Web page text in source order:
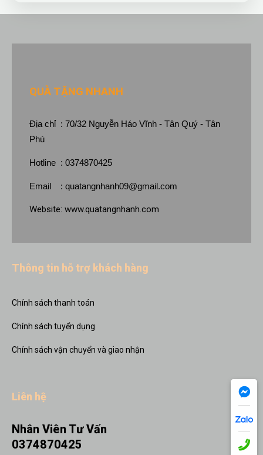
QUÀ TẶNG NHANH
Địa chỉ : 70/32 Nguyễn Háo Vĩnh - Tân Quý - Tân
Phú
Hotline : 0374870425
Email : quatangnhanh09@gmail.com
Website: www.quatangnhanh.com
Thông tin hỗ trợ khách hàng
Chính sách thanh toán
Chính sách tuyển dụng
Chính sách vận chuyển và giao nhận
Liên hệ
Nhân Viên Tư Vấn
0374870425